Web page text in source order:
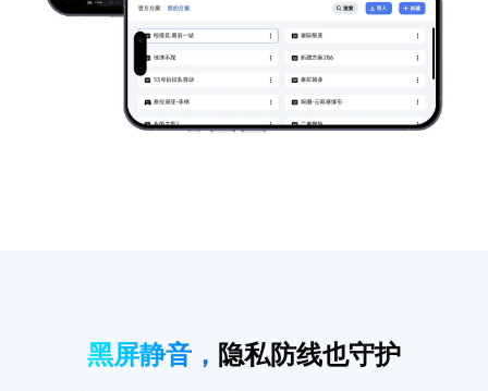
黑屏静音， 隐私防线也守护